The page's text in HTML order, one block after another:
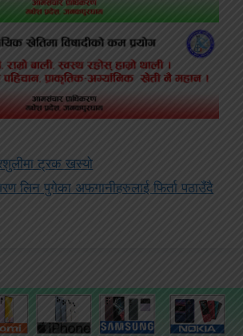
ट्रक खस्यो
लिन पुगेका अफगानीहरुलाई फिर्ता पठाउँदै